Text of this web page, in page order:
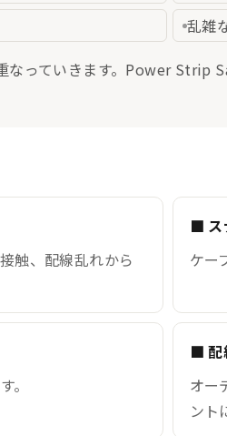
乱雑
なっていきます。Power Strip
触、配線乱れから
■ ス
ケー
。
■ 配
オー
ント